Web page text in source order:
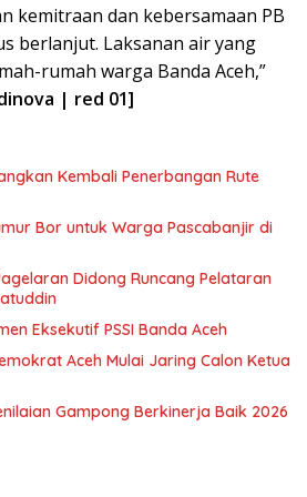
kemitraan dan kebersamaan PB
berlanjut. Laksanan air yang
rumah warga Banda Aceh,”
| red 01]
Kembali Penerbangan Rute
Bor untuk Warga Pascabanjir di
Didong Runcang Pelataran
Eksekutif PSSI Banda Aceh
Aceh Mulai Jaring Calon Ketua
Gampong Berkinerja Baik 2026